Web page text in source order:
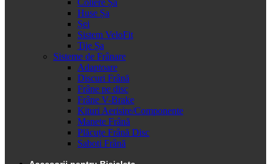
Huse Șa
Șei
Sistem VeloFit
Tije Șa
Sisteme de Frânare
Adaptoare
Discuri Frână
Frâne pe disc
Frâne V-Brake
Kituri Aerisire/Componente
Manete Frână
Plăcuțe Frână Disc
Saboti Frână